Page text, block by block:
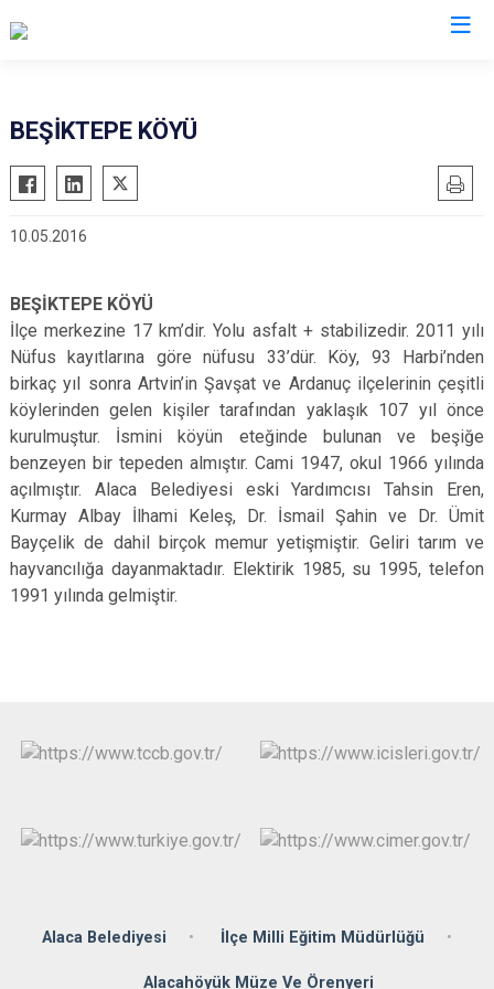
Alaca
Bayat
Boğazkale
İskilip
Kargı
Laçin
Uğurludağ
BEŞİKTEPE KÖYÜ
10.05.2016
BEŞİKTEPE KÖYÜ
İlçe merkezine 17 km’dir. Yolu asfalt + stabilizedir. 2011 yılı
Nüfus kayıtlarına göre nüfusu 33’dür. Köy, 93 Harbi’nden
birkaç yıl sonra Artvin’in Şavşat ve Ardanuç ilçelerinin çeşitli
köylerinden gelen kişiler tarafından yaklaşık 107 yıl önce
kurulmuştur. İsmini köyün eteğinde bulunan ve beşiğe
benzeyen bir tepeden almıştır. Cami 1947, okul 1966 yılında
açılmıştır. Alaca Belediyesi eski Yardımcısı Tahsin Eren,
Kurmay Albay İlhami Keleş, Dr. İsmail Şahin ve Dr. Ümit
Bayçelik de dahil birçok memur yetişmiştir. Geliri tarım ve
hayvancılığa dayanmaktadır. Elektirik 1985, su 1995, telefon
1991 yılında gelmiştir.
Alaca Belediyesi İlçe Milli Eğitim Müdürlüğü
Alacahöyük Müze Ve Örenyeri